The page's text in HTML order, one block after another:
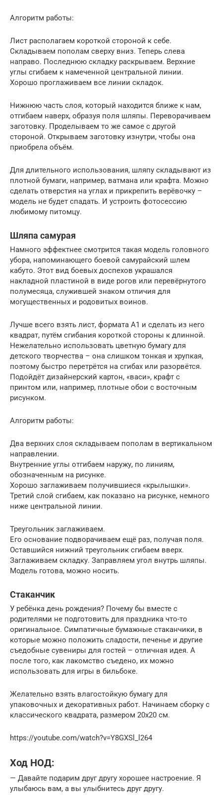
Алгоритм работы:
Лист располагаем короткой стороной к себе.
Складываем пополам сверху вниз. Теперь слева
направо. Последнюю складку раскрываем. Верхние
углы сгибаем к намеченной центральной линии.
Хорошо проглаживаем все линии складок.
Нижнюю часть слоя, который находится ближе к нам,
отгибаем наверх, образуя поля шляпы. Переворачиваем
заготовку. Проделываем то же самое с другой
стороной. Открываем заготовку изнутри, чтобы она
приобрела объём.
Для длительного использования, шляпу складывают из
плотной бумаги, например, ватмана или крафта. Можно
сделать отверстия на углах и прикрепить верёвочку –
модель не будет спадать. И устроить фотосессию
любимому питомцу.
Шляпа самурая
Намного эффектнее смотрится такая модель головного
убора, напоминающего боевой самурайский шлем
кабуто. Этот вид боевых доспехов украшался
накладной пластиной в виде рогов или перевёрнутого
полумесяца, служившей знаком отличия для
могущественных и родовитых воинов.
Лучше всего взять лист, формата А1 и сделать из него
квадрат, путём сгибания короткой стороны к длинной.
Нежелательно использовать цветную бумагу для
детского творчества – она слишком тонкая и хрупкая,
поэтому быстро перетрётся на сгибах или разорвётся.
Подойдёт дизайнерский картон, «васи», крафт с
принтом или, например, плотные обои с восточным
рисунком.
Алгоритм работы:
Два верхних слоя складываем пополам в вертикальном
направлении.
Внутренние углы отгибаем наружу, по линиям,
обозначенным на рисунке.
Хорошо заглаживаем получившиеся «крылышки».
Третий слой сгибаем, как показано на рисунке, немного
ниже центральной линии.
Треугольник заглаживаем.
Его основание подворачиваем ещё раз, получая поля.
Оставшийся нижний треугольник сгибаем вверх.
Заглаживаем складку. Заправляем угол внутрь шляпы.
Модель готова, можно носить.
Стаканчик
У ребёнка день рождения? Почему бы вместе с
родителями не подготовить для праздника что-то
оригинальное. Симпатичные бумажные стаканчики, в
которые можно положить сладости, печенье и другие
съедобные сувениры для гостей – отличная идея. А
после того, как лакомство съедено, их можно
использовать для игры в бильбоке.
Желательно взять влагостойкую бумагу для
упаковочных и декоративных работ. Начинаем сборку с
классического квадрата, размером 20х20 см.
https://youtube.com/watch?v=Y8GXSl_l264
Ход НОД:
— Давайте подарим друг другу хорошее настроение. Я
улыбаюсь вам, а вы улыбнитесь друг другу.